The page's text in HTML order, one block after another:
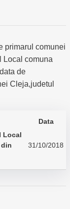
primarul comunei
Local comuna
de
Cleja,judetul
Data
Local
31/10/2018